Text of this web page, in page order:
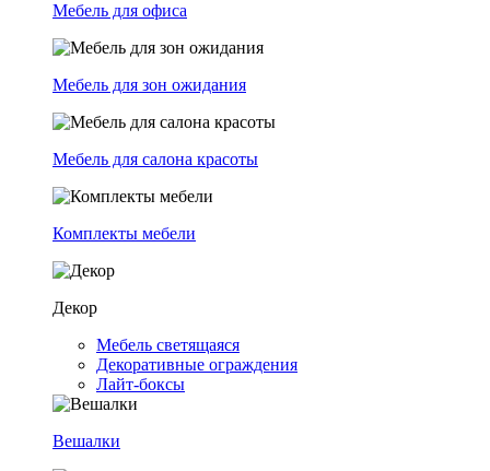
Мебель для офиса
Мебель для зон ожидания
Мебель для салона красоты
Комплекты мебели
Декор
Мебель светящаяся
Декоративные ограждения
Лайт-боксы
Вешалки